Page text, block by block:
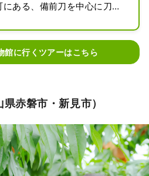
にある、備前刀を中心に刀剣
地内には鍛刀場があり、日本
錬、刀装製作、刀身への彫
どの、さまざまな日本刀に
はがね）を打ち延ばす「古
も押し寄せるほど人気になっ
。職人が力強く鋼を打ち、火
散る様子は迫力満点！
相槌を打つ&rdquo;という言
館に行くツアーはこちら
赤磐市・新見市）